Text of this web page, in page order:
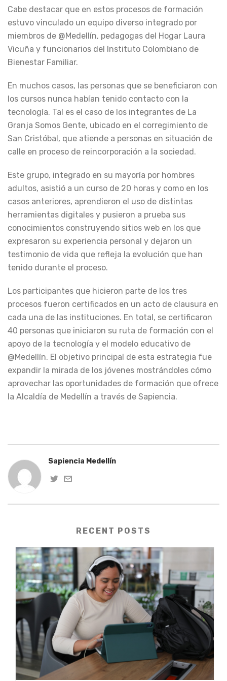
Cabe destacar que en estos procesos de formación
estuvo vinculado un equipo diverso integrado por
miembros de @Medellín, pedagogas del Hogar Laura
Vicuña y funcionarios del Instituto Colombiano de
Bienestar Familiar.
En muchos casos, las personas que se beneficiaron con
los cursos nunca habían tenido contacto con la
tecnología. Tal es el caso de los integrantes de La
Granja Somos Gente, ubicado en el corregimiento de
San Cristóbal, que atiende a personas en situación de
calle en proceso de reincorporación a la sociedad.
Este grupo, integrado en su mayoría por hombres
adultos, asistió a un curso de 20 horas y como en los
casos anteriores, aprendieron el uso de distintas
herramientas digitales y pusieron a prueba sus
conocimientos construyendo sitios web en los que
expresaron su experiencia personal y dejaron un
testimonio de vida que refleja la evolución que han
tenido durante el proceso.
Los participantes que hicieron parte de los tres
procesos fueron certificados en un acto de clausura en
cada una de las instituciones. En total, se certificaron
40 personas que iniciaron su ruta de formación con el
apoyo de la tecnología y el modelo educativo de
@Medellín. El objetivo principal de esta estrategia fue
expandir la mirada de los jóvenes mostrándoles cómo
aprovechar las oportunidades de formación que ofrece
la Alcaldía de Medellín a través de Sapiencia.
Sapiencia Medellín
RECENT POSTS